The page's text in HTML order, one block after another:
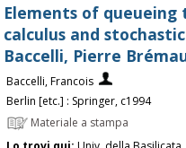
Elements of
calculus and
Baccelli, Pierre
Baccelli, Francois
Berlin [etc.] : Springer, c1994
Materiale a stampa